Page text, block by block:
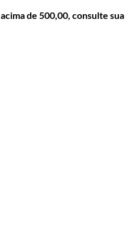
de 500,00, consulte sua